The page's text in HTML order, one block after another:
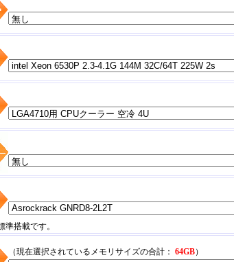
搭載です。
（現在選択されているメモリサイズの合計： 64GB）